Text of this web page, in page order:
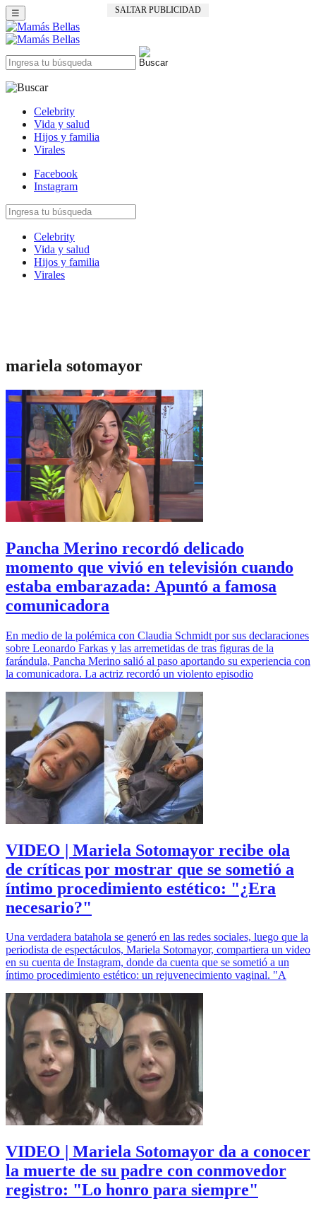
SALTAR PUBLICIDAD
☰
Celebrity
Vida y salud
Hijos y familia
Virales
Facebook
Instagram
Celebrity
Vida y salud
Hijos y familia
Virales
mariela sotomayor
Pancha Merino recordó delicado
momento que vivió en televisión cuando
estaba embarazada: Apuntó a famosa
comunicadora
En medio de la polémica con Claudia Schmidt por sus declaraciones
sobre Leonardo Farkas y las arremetidas de tras figuras de la
farándula, Pancha Merino salió al paso aportando su experiencia con
la comunicadora. La actriz recordó un violento episodio
VIDEO | Mariela Sotomayor recibe ola
de críticas por mostrar que se sometió a
íntimo procedimiento estético: "¿Era
necesario?"
Una verdadera batahola se generó en las redes sociales, luego que la
periodista de espectáculos, Mariela Sotomayor, compartiera un video
en su cuenta de Instagram, donde da cuenta que se sometió a un
íntimo procedimiento estético: un rejuvenecimiento vaginal. "A
VIDEO | Mariela Sotomayor da a conocer
la muerte de su padre con conmovedor
registro: "Lo honro para siempre"